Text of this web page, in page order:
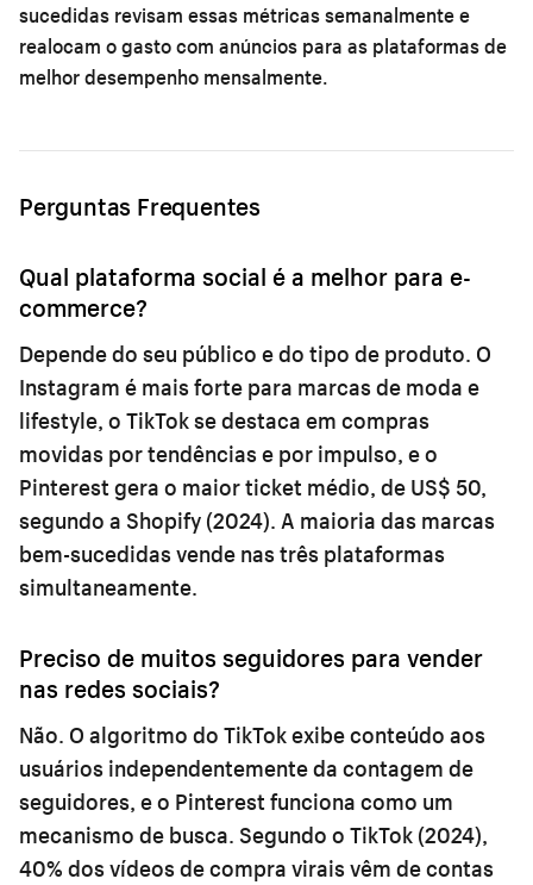
sucedidas revisam essas métricas semanalmente e
realocam o gasto com anúncios para as plataformas de
melhor desempenho mensalmente.
Perguntas Frequentes
Qual plataforma social é a melhor para e-
commerce?
Depende do seu público e do tipo de produto. O
Instagram é mais forte para marcas de moda e
lifestyle, o TikTok se destaca em compras
movidas por tendências e por impulso, e o
Pinterest gera o maior ticket médio, de US$ 50,
segundo a Shopify (2024). A maioria das marcas
bem-sucedidas vende nas três plataformas
simultaneamente.
Preciso de muitos seguidores para vender
nas redes sociais?
Não. O algoritmo do TikTok exibe conteúdo aos
usuários independentemente da contagem de
seguidores, e o Pinterest funciona como um
mecanismo de busca. Segundo o TikTok (2024),
40% dos vídeos de compra virais vêm de contas